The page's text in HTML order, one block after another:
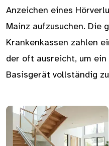
Anzeichen eines
Mainz aufzusuchen. Die
Krankenkassen zahlen
der oft ausreicht, um
Basisgerät vollständig